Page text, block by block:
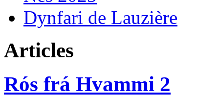
Dynfari de Lauzière
Articles
Rós frá Hvammi 2